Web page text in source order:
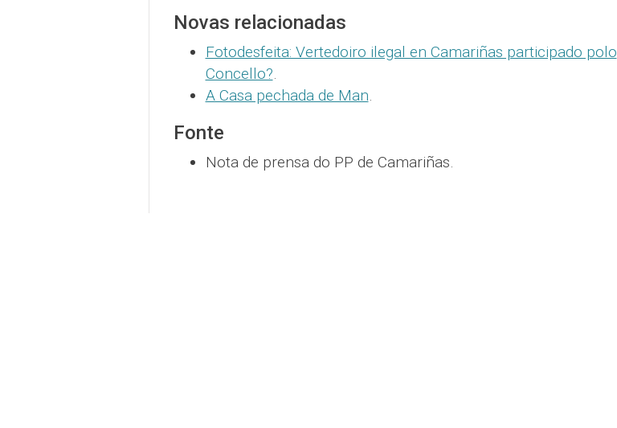
Novas relacionadas
Fotodesfeita: Vertedoiro ilegal en Camariñas participado polo
Concello?.
A Casa pechada de Man.
Fonte
Nota de prensa do PP de Camariñas.